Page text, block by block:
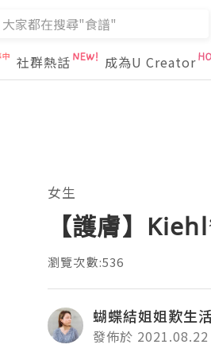
社群熱話 成為U Creator
女生
【護膚】
瀏覽次數:536
蝴蝶結姐姐歎生
發佈於 2021.08.22